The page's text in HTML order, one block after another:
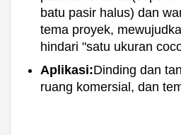
batu pasir halus) dan
tema proyek,
hindari "satu ukuran
Aplikasi:Dinding dan
ruang komersial, dan